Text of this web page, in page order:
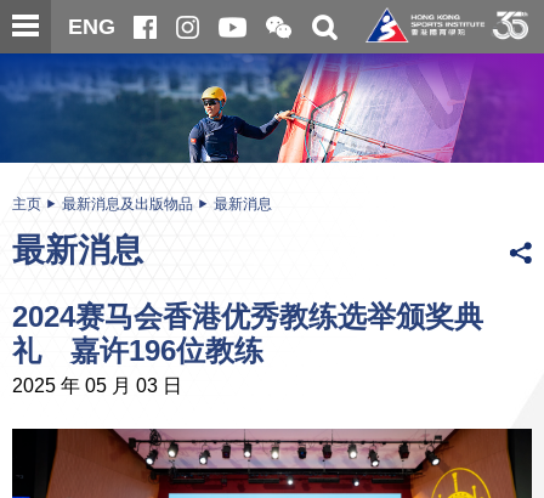
跳
至
内
ENG
开
合
微
信
二
维
码
关
搜
寻
内
主页 最新消息及出版物品 最新消息
最新消息
2024赛马会香港优秀教练选举颁奖典
礼 嘉许196位教练
2025 年 05 月 03 日